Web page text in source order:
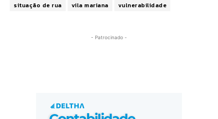
situação de rua
vila mariana vulnerabilidade
- Patrocinado -